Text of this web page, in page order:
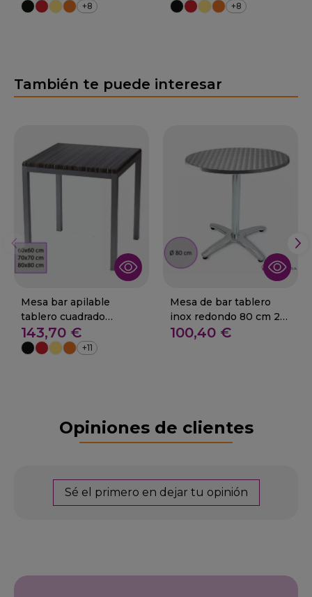
+8 +8
También te puede interesar
Mesa bar apilable
tablero cuadrado
werzalit 29-Asturia
143,70 €
+11
Mesa de bar tablero
inox redondo 80 cm 29-
Arjona
100,40 €
Opiniones de clientes
Sé el primero en dejar tu opinión